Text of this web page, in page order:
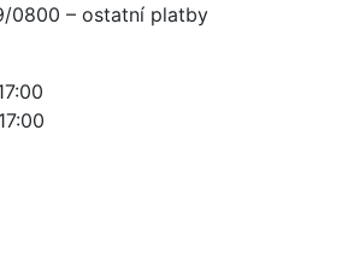
0800 – ostatní platby